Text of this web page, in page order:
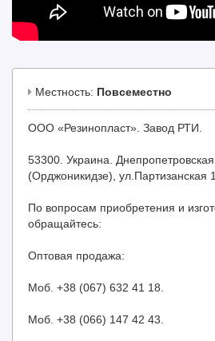
Местность: Повсеместно
ООО «Резинопласт». Завод РТИ.
53300. Украина.
(Орджоникидзе), ул.Партизанская 1.
По вопросам приобретения и
обращайтесь:
Оптовая продажа:
Моб. +38 (067) 632 41 18.
Моб. +38 (066) 147 42 43.